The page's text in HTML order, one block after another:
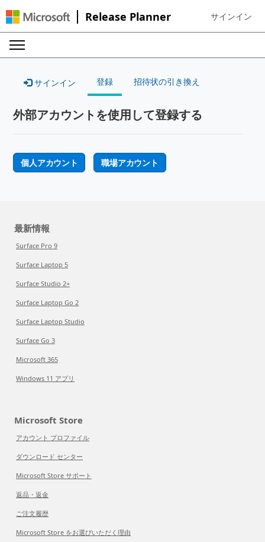
Release Planner Sign in to
サインイン
サインイン 登録 招待状の引き換え
外部アカウントを使用して登録する
個人アカウント 職場アカウント
最新情報
Surface Pro 9
Surface Laptop 5
Surface Studio 2+
Surface Laptop Go 2
Surface Laptop Studio
Surface Go 3
Microsoft 365
Windows 11 アプリ
Microsoft Store
アカウント プロファイル
ダウンロード センター
Microsoft Store サポート
返品・返金
ご注文履歴
Microsoft Store をお選びいただく理由